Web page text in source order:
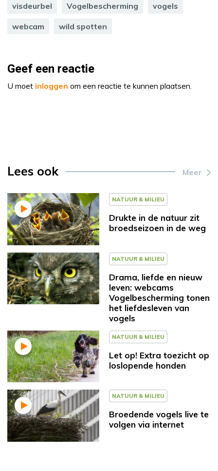
visdeurbel Vogelbescherming vogels
webcam wild spotten
Geef een reactie
U moet inloggen om een reactie te kunnen plaatsen.
Lees ook Meer
NATUUR & MILIEU
Drukte in de natuur zit
broedseizoen in de weg
NATUUR & MILIEU
Drama, liefde en nieuw
leven: webcams
Vogelbescherming tonen
het liefdesleven van
vogels
NATUUR & MILIEU
Let op! Extra toezicht op
loslopende honden
NATUUR & MILIEU
Broedende vogels live te
volgen via internet